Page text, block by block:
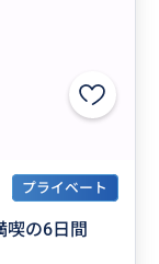
プライベート
喫の6日間